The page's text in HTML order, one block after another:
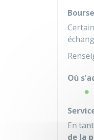
Où
En
de la